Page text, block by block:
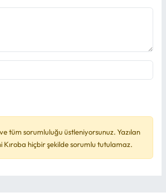
tüm sorumluluğu üstleniyorsunuz. Yazılan
Kıroba hiçbir şekilde sorumlu tutulamaz.